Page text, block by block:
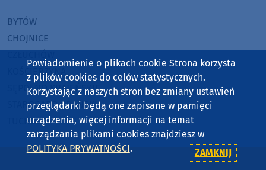
BYTÓW
CHOJNICE
KOŚCIERZYNA
SĘPÓLNO KRAJEŃSKIE
STAROGARD GDAŃSKI
TUCHOLA
RADIO
Powiadomienie o plikach cookie Strona korzysta
z plików cookies do celów statystycznych.
Korzystając z naszych stron bez zmiany ustawień
przeglądarki będą one zapisane w pamięci
urządzenia, więcej informacji na temat
zarządzania plikami cookies znajdziesz w
POLITYKA PRYWATNOŚCI. ZAMKNIJ